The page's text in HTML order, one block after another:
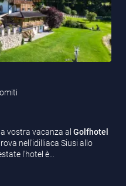
vostra vacanza al Golfhotel
nell'idilliaca Siusi allo
l'hotel è…